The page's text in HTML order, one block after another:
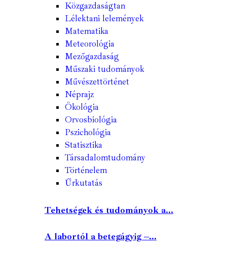
Közgazdaságtan
Lélektani lelemények
Matematika
Meteorológia
Mezőgazdaság
Műszaki tudományok
Művészettörténet
Néprajz
Ökológia
Orvosbiológia
Pszichológia
Statisztika
Társadalomtudomány
Történelem
Űrkutatás
Tehetségek és tudományok a...
A labortól a betegágyig –...